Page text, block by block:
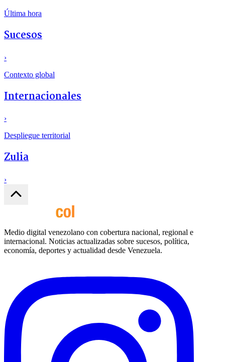
Última hora
Sucesos
›
Contexto global
Internacionales
›
Despliegue territorial
Zulia
›
Medio digital venezolano con cobertura nacional, regional e
internacional. Noticias actualizadas sobre sucesos, política,
economía, deportes y actualidad desde Venezuela.